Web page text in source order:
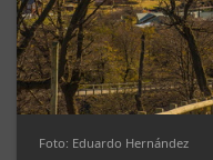
Foto: Eduardo Hernández